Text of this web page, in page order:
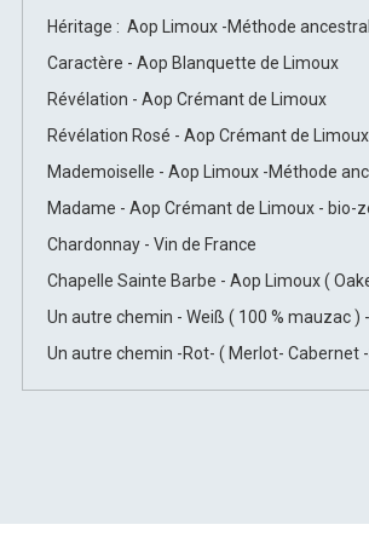
Héritage : Aop Limoux -Méthode
Caractère - Aop Blanquette de Limoux
Révélation - Aop Crémant de Limoux
Révélation Rosé - Aop Crémant de Limoux
Mademoiselle - Aop Limoux -Méthode
Madame - Aop Crémant de Limoux - bio-
Chardonnay - Vin de France
Chapelle Sainte Barbe - Aop Limoux (
Un autre chemin - Weiß ( 100 % mauzac
Un autre chemin -Rot- ( Merlot- Cabernet